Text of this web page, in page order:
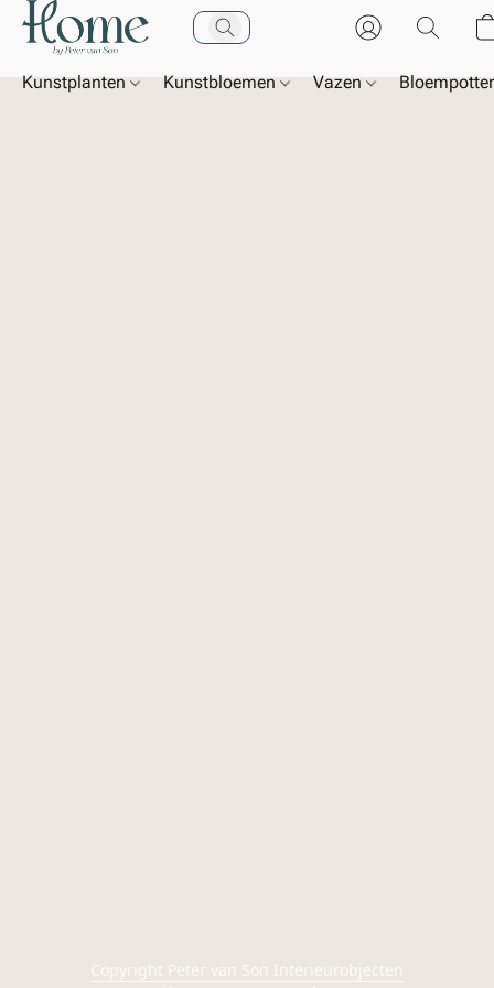
Kunstplanten Kunstbloemen Vazen
Copyright Peter van Son Interieurobjecten